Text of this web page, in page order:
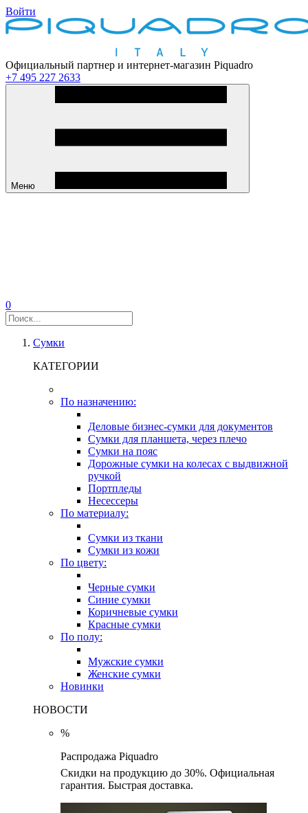
Войти
Официальный партнер и интернет-магазин Piquadro
+7 495 227 2633
Меню
0
Сумки
КАТЕГОРИИ
По назначению:
Деловые бизнес-сумки для документов
Сумки для планшета, через плечо
Сумки на пояс
Дорожные сумки на колесах с выдвижной
ручкой
Портпледы
Несессеры
По материалу:
Сумки из ткани
Сумки из кожи
По цвету:
Черные сумки
Синие сумки
Коричневые сумки
Красные сумки
По полу:
Мужские сумки
Женские сумки
Новинки
НОВОСТИ
%
Распродажа Piquadro
Скидки на продукцию до 30%. Официальная
гарантия. Быстрая доставка.